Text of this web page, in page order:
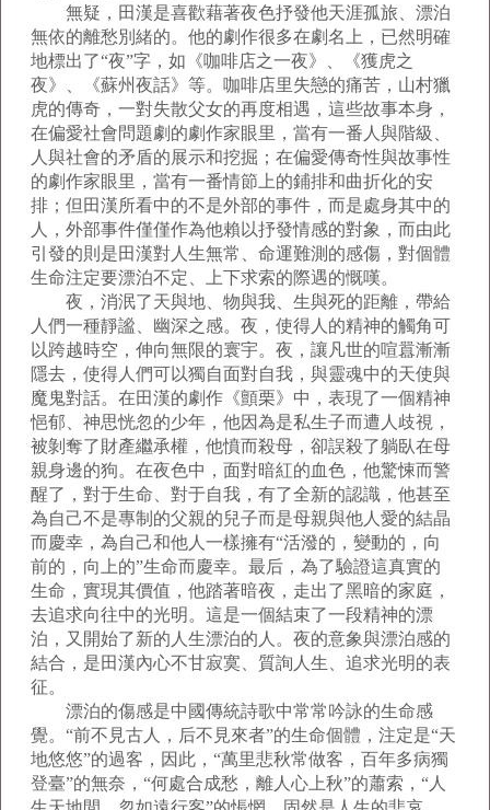
無疑，田漢是喜歡藉著夜色抒發他天涯孤旅、漂泊
無依的離愁別緒的。他的劇作很多在劇名上，已然明確
地標出了“夜”字，如《咖啡店之一夜》、《獲虎之
夜》、《蘇州夜話》等。咖啡店里失戀的痛苦，山村獵
虎的傳奇，一對失散父女的再度相遇，這些故事本身，
在偏愛社會問題劇的劇作家眼里，當有一番人與階級、
人與社會的矛盾的展示和挖掘；在偏愛傳奇性與故事性
的劇作家眼里，當有一番情節上的鋪排和曲折化的安
排；但田漢所看中的不是外部的事件，而是處身其中的
人，外部事件僅僅作為他賴以抒發情感的對象，而由此
引發的則是田漢對人生無常、命運難測的感傷，對個體
生命注定要漂泊不定、上下求索的際遇的慨嘆。
夜，消泯了天與地、物與我、生與死的距離，帶給
人們一種靜謐、幽深之感。夜，使得人的精神的觸角可
以跨越時空，伸向無限的寰宇。夜，讓凡世的喧囂漸漸
隱去，使得人們可以獨自面對自我，與靈魂中的天使與
魔鬼對話。在田漢的劇作《顫栗》中，表現了一個精神
悒郁、神思恍忽的少年，他因為是私生子而遭人歧視，
被剝奪了財產繼承權，他憤而殺母，卻誤殺了躺臥在母
親身邊的狗。在夜色中，面對暗紅的血色，他驚悚而警
醒了，對于生命、對于自我，有了全新的認識，他甚至
為自己不是專制的父親的兒子而是母親與他人愛的結晶
而慶幸，為自己和他人一樣擁有“活潑的，變動的，向
前的，向上的”生命而慶幸。最后，為了驗證這真實的
生命，實現其價值，他踏著暗夜，走出了黑暗的家庭，
去追求向往中的光明。這是一個結束了一段精神的漂
泊，又開始了新的人生漂泊的人。夜的意象與漂泊感的
結合，是田漢內心不甘寂寞、質詢人生、追求光明的表
征。
漂泊的傷感是中國傳統詩歌中常常吟詠的生命感
覺。“前不見古人，后不見來者”的生命個體，注定是“天
地悠悠”的過客，因此，“萬里悲秋常做客，百年多病獨
登臺”的無奈，“何處合成愁，離人心上秋”的蕭索，“人